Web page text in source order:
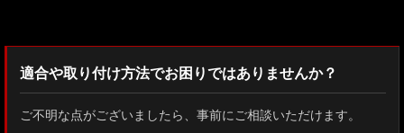
適合や取り付け方法でお困りではありませんか？
ご不明な点がございましたら、事前にご相談いただけます。